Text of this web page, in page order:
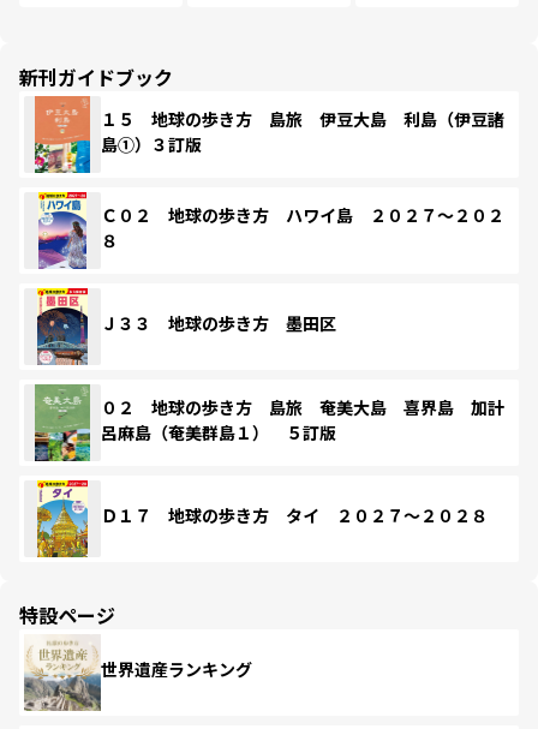
新刊ガイドブック
１５ 地球の歩き方 島旅 伊豆大島 利島（伊豆諸
島①）３訂版
Ｃ０２ 地球の歩き方 ハワイ島 ２０２７～２０２
８
Ｊ３３ 地球の歩き方 墨田区
０２ 地球の歩き方 島旅 奄美大島 喜界島 加計
呂麻島（奄美群島１） ５訂版
Ｄ１７ 地球の歩き方 タイ ２０２７～２０２８
特設ページ
世界遺産ランキング